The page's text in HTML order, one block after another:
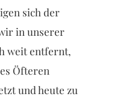
sich der
in unserer
weit entfernt,
Öfteren
und heute zu